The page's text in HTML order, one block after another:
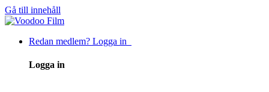
Gå till innehåll
Redan medlem? Logga in
Logga in